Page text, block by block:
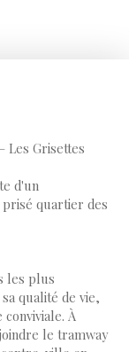
Les Grisettes
d'un
quartier des
les plus
qualité de vie,
À
le tramway